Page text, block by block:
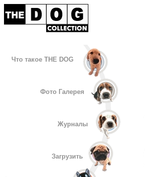
Что такое THE DOG
Фото Галерея
Журналы
Загрузить